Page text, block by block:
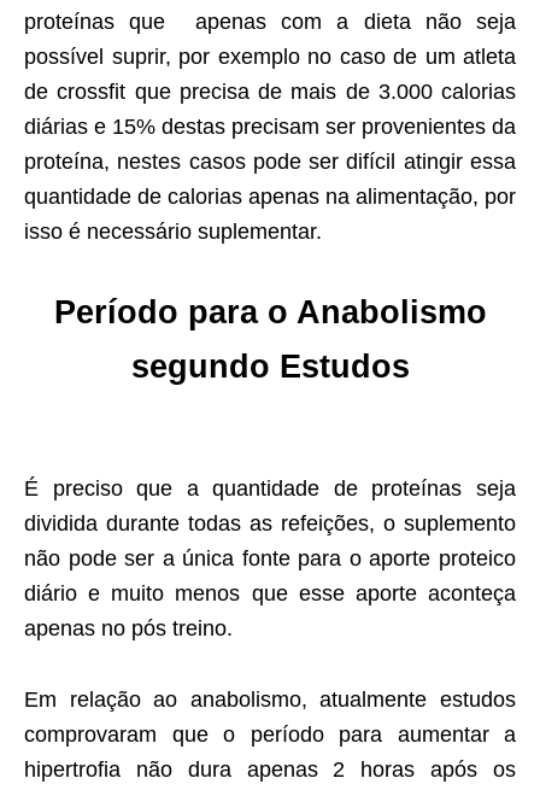
proteínas que apenas com a dieta não seja
possível suprir, por exemplo no caso de um atleta
de crossfit que precisa de mais de 3.000 calorias
diárias e 15% destas precisam ser provenientes da
proteína, nestes casos pode ser difícil atingir essa
quantidade de calorias apenas na alimentação, por
isso é necessário suplementar.
Período para o Anabolismo
segundo Estudos
É preciso que a quantidade de proteínas seja
dividida durante todas as refeições, o suplemento
não pode ser a única fonte para o aporte proteico
diário e muito menos que esse aporte aconteça
apenas no pós treino.
Em relação ao anabolismo, atualmente estudos
comprovaram que o período para aumentar a
hipertrofia não dura apenas 2 horas após os